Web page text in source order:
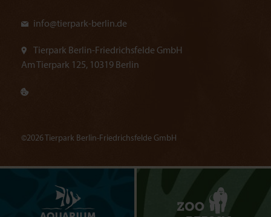
info@tierpark-berlin.de
Tierpark Berlin-Friedrichsfelde GmbH
Am Tierpark 125, 10319 Berlin
©2026 Tierpark Berlin-Friedrichsfelde GmbH